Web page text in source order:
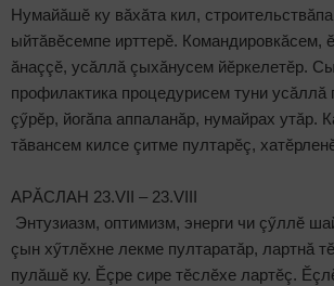
Нумайăшӗ ку вăхăта кил,
ыйтăвӗсемпе ирттерӗ. Командировкăсем,
ăнаççӗ, усăллă çыхăнусем йӗркелетӗр.
профилактика процедурисем туни усăллă
çӳрӗр, йогăпа аппаланăр, нумайрах утăр.
тăвансем килсе çитме пултарӗç,
АРĂСЛАН 23.VII – 23.VIII
Энтузиазм, оптимизм, энерги чи çӳллӗ
çын хӳтлӗхне лекме пултаратăр, лартнă
пулăшӗ ку. Ӗçре сире тӗслӗхе лартӗç.